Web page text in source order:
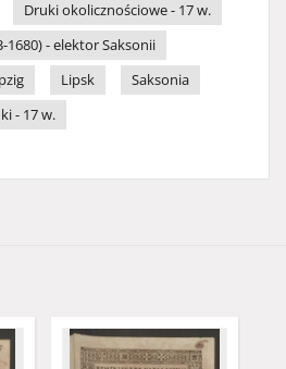
Druki okolicznościowe - 17 w.
1680) - elektor Saksonii
Lipsk
Saksonia
- 17 w.